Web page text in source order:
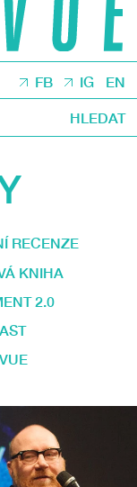
FB IG EN
HLEDAT
RECENZE
KNIHA
2.0